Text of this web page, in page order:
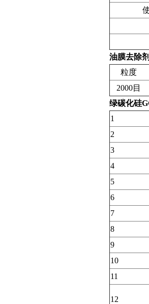
油膜去除
粒度
2000目
绿碳化硅
1
2
3
4
5
6
7
8
9
10
11
12